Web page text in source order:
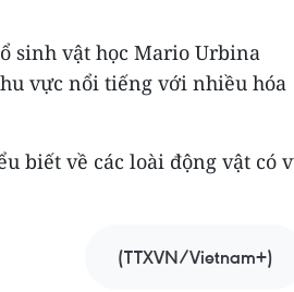
sinh vật học Mario Urbina
vực nổi tiếng với nhiều hóa
biết về các loài động vật có
(TTXVN/Vietnam+)